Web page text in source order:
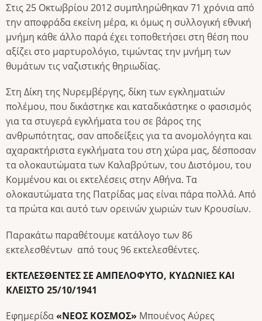
Στις 25 Οκτωβρίου 2012 συμπληρώθηκαν 71 χρόνια από
την αποφράδα εκείνη μέρα, κι όμως η συλλογική εθνική
μνήμη κάθε άλλο παρά έχει τοποθετήσει στη θέση που
αξίζει στο μαρτυρολόγιο, τιμώντας την μνήμη των
θυμάτων τις ναζιστικής θηριωδίας.
Στη Δίκη της Νυρεμβέργης, δίκη των εγκληματιών
πολέμου, που δικάστηκε και καταδικάστηκε ο φασισμός
για τα στυγερά εγκλήματα του σε βάρος της
ανθρωπότητας, σαν αποδείξεις για τα ανομολόγητα και
αχαρακτήριστα εγκλήματα του στη χώρα μας, δέσποσαν
τα ολοκαυτώματα των Καλαβρύτων, του Διστόμου, του
Κομμένου και οι εκτελέσεις στην Αθήνα. Τα
ολοκαυτώματα της Πατρίδας μας είναι πάρα πολλά. Από
τα πρώτα και αυτό των ορεινών χωριών των Κρουσίων.
Παρακάτω παραθέτουμε κατάλογο των 86
εκτελεσθέντων από τους 96 εκτελεσθέντες.
ΕΚΤΕΛΕΣΘΕΝΤΕΣ ΣΕ ΑΜΠΕΛΟΦΥΤΟ, ΚΥΔΩΝΙΕΣ ΚΑΙ
ΚΛΕΙΣΤΟ 25/10/1941
Εφημερίδα«ΝΕΟΣ ΚΟΣΜΟΣ» Μπουένος Αύρες